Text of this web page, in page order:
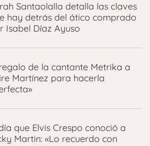
Santaolalla detalla las claves
hay detrás del ático comprado
Isabel Díaz Ayuso
de la cantante Metrika a
Martínez para hacerla
que Elvis Crespo conoció a
Martin: «Lo recuerdo con